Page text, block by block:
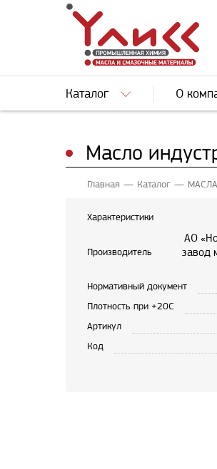
Каталог О
Масло
Главная Каталог
Характеристики
Производитель
АО
завод
Нормативный документ
Плотность при +20С
Артикул
Код